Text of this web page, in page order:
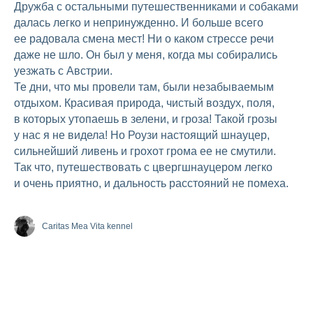
Дружба с остальными путешественниками и собаками
далась легко и непринужденно. И больше всего
ее радовала смена мест! Ни о каком стрессе речи
даже не шло. Он был у меня, когда мы собирались
уезжать с Австрии.
Те дни, что мы провели там, были незабываемым
отдыхом. Красивая природа, чистый воздух, поля,
в которых утопаешь в зелени, и гроза! Такой грозы
у нас я не видела! Но Роузи настоящий шнауцер,
сильнейший ливень и грохот грома ее не смутили.
Так что, путешествовать с цвергшнауцером легко
и очень приятно, и дальность расстояний не помеха.
Caritas Mea Vita kennel